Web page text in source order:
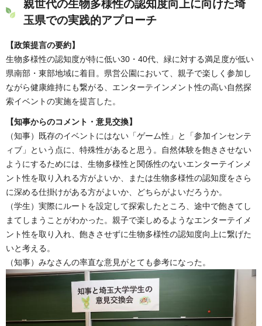
親世代の生物多様性の認知度向上に向けた埼
玉県での実践的アプローチ
【政策提言の要約】
生物多様性の認知度が特に低い30・40代、緑に対する満足度が低い
県南部・東部地域に着目。県営公園において、親子で楽しく参加し
ながら健康維持にも繋がる、エンターテインメント性の高い自然探
索イベントの実施を提言した。
【知事からのコメント・意見交換】
（知事）既存のイベントにはない「ゲーム性」と「参加インセンテ
ィブ」という点に、特殊性があると思う。自然体験を飽きさせない
ようにするためには、生物多様性と関係性のないエンターテインメ
ント性を取り入れる方がよいか、または生物多様性の認知度をさら
に深める仕掛けがある方がよいか、どちらがよいだろうか。
（学生）実際にルートを設定して探索したところ、途中で飽きてし
まてしまうことがわかった。親子で楽しめるようなエンターテイメ
ント性を取り入れ、飽きさせずに生物多様性の認知度向上に繋げた
いと考える。
（知事）みなさんの率直な意見がとても参考になった。